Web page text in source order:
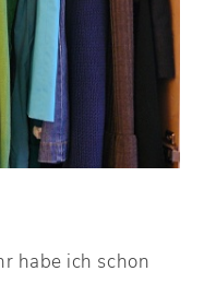
habe ich schon